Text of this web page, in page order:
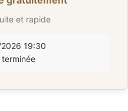
et rapide
19:30
terminée